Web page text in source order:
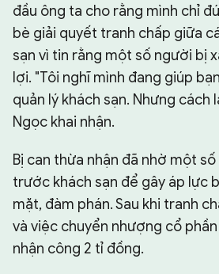
đầu ông ta cho rằng mình chỉ
bè giải quyết tranh chấp giữa
sạn vì tin rằng một số người bị
lợi. "Tôi nghĩ mình đang giúp
quản lý khách sạn. Nhưng cách
Ngọc khai nhận.
Bị can thừa nhận đã nhờ một
trước khách sạn để gây áp lực
mặt, đàm phán. Sau khi tranh
và việc chuyển nhượng cổ
nhận công 2 tỉ đồng.